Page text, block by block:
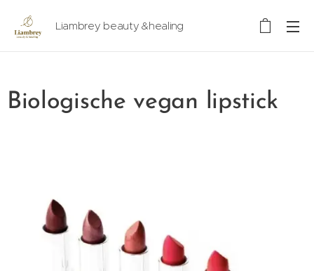
Liambrey beauty &healing
Biologische vegan lipstick